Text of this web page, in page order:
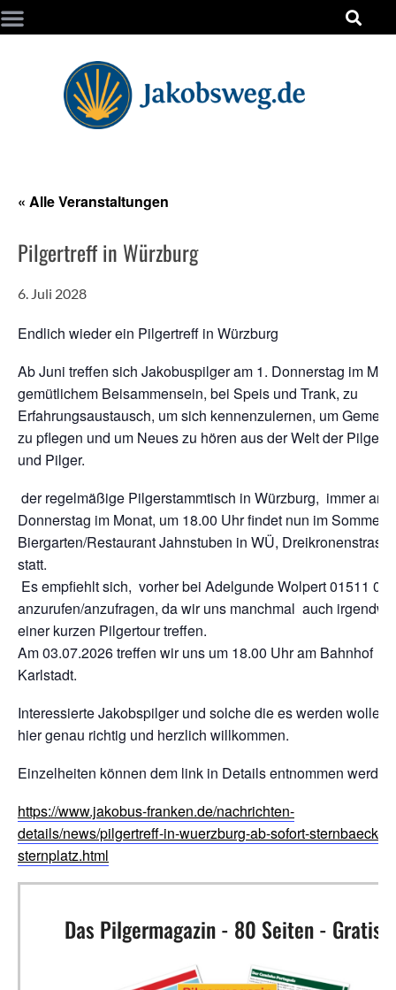
« Alle Veranstaltungen
Pilgertreff in Würzburg
6. Juli 2028
Endlich wieder ein Pilgertreff in Würzburg
Ab Juni treffen sich Jakobuspilger am 1. Donnerstag im
gemütlichem Beisammensein, bei Speis und Trank, zu
Erfahrungsaustausch, um sich kennenzulernen, um
zu pflegen und um Neues zu hören aus der Welt der
und Pilger.
der regelmäßige Pilgerstammtisch in Würzburg, immer am
Donnerstag im Monat, um 18.00 Uhr findet nun im Sommer
Biergarten/Restaurant Jahnstuben in WÜ,
statt.
Es empfiehlt sich, vorher bei Adelgunde Wolpert 01511
anzurufen/anzufragen, da wir uns manchmal auch
einer kurzen Pilgertour treffen.
Am 03.07.2026 treffen wir uns um 18.00 Uhr am Bahnhof
Karlstadt.
Interessierte Jakobspilger und solche die es werden wollen,
hier genau richtig und herzlich willkommen.
Einzelheiten können dem link in Details entnommen werden
https://www.jakobus-franken.de/nachrichten-
details/news/pilgertreff-in-wuerzburg-ab-sofort-sternbaeck-
sternplatz.html
Das Pilgermagazin - 80 Seiten - Gratis!